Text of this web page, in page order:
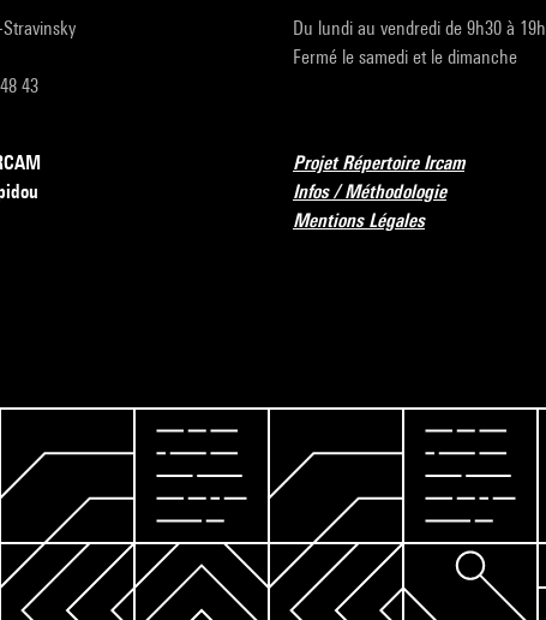
43
Du lundi au vendredi de 9h30 à 19h
Fermé le samedi et le dimanche
Projet Répertoire Ircam
Infos / Méthodologie
Mentions Légales